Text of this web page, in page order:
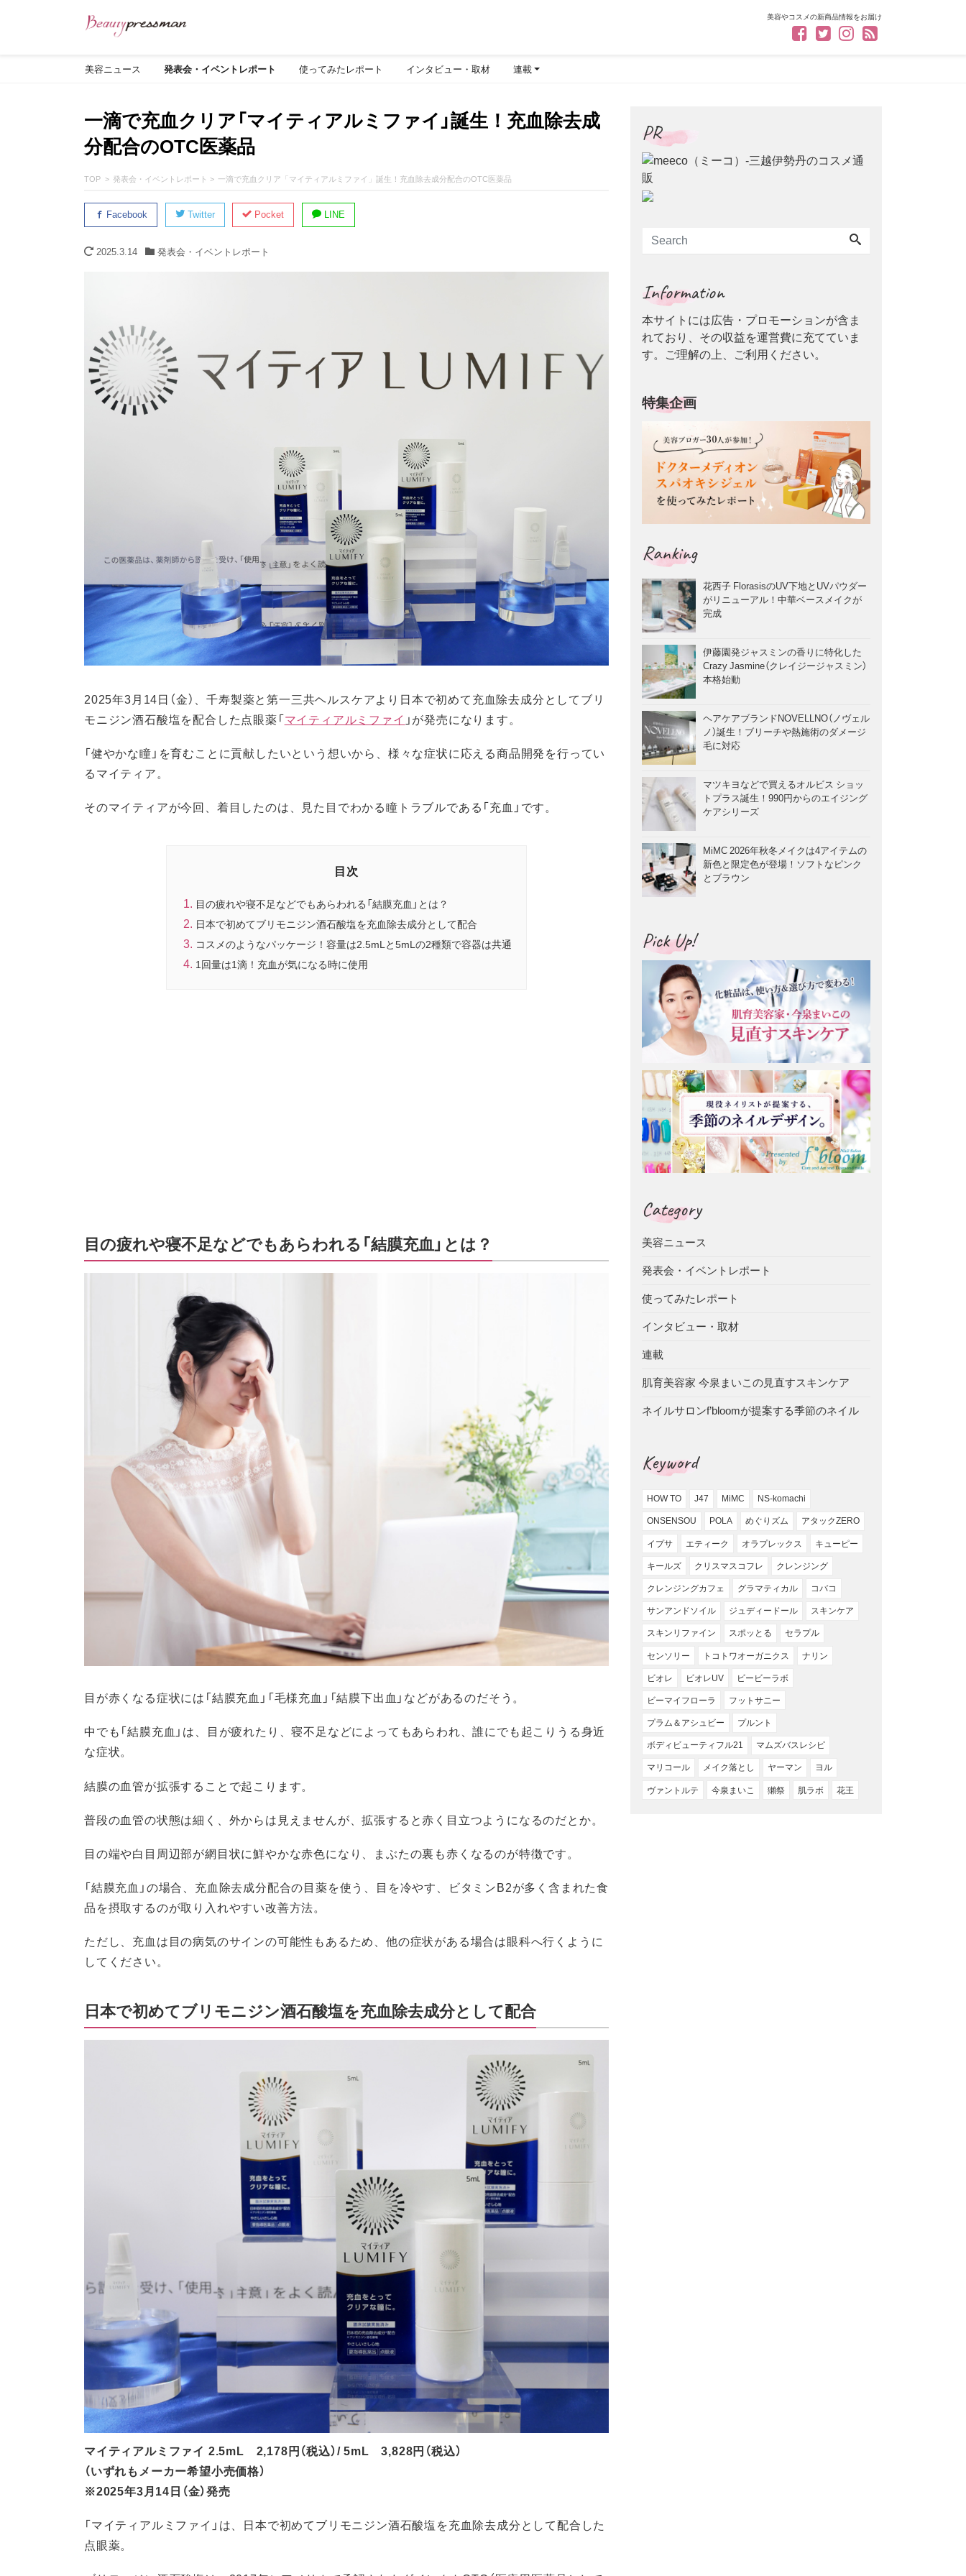
美容やコスメの新商品情報をお届け
美容ニュース 発表会・イベントレポート 使ってみたレポート インタビュー・取材 連載
一滴で充血クリア「マイティアルミファイ」誕生！充血除去成
分配合のOTC医薬品
TOP 発表会・イベントレポート 一滴で充血クリア「マイティアルミファイ」誕生！充血除去成分配合のOTC医薬品
Facebook Twitter Pocket LINE
2025.3.14 発表会・イベントレポート
2025年3月14日（金）、千寿製薬と第一三共ヘルスケアより日本で初めて充血除去成分としてブリ
モニジン酒石酸塩を配合した点眼薬「マイティアルミファイ 」が発売になります。
「健やかな瞳」を育むことに貢献したいという想いから、様々な症状に応える商品開発を行ってい
るマイティア。
そのマイティアが今回、着目したのは、見た目でわかる瞳トラブルである「充血」です。
目次
目の疲れや寝不足などでもあらわれる「結膜充血」とは？
日本で初めてブリモニジン酒石酸塩を充血除去成分として配合
コスメのようなパッケージ！容量は2.5mLと5mLの2種類で容器は共通
1回量は1滴！充血が気になる時に使用
目の疲れや寝不足などでもあらわれる「結膜充血」とは？
目が赤くなる症状には「結膜充血」「毛様充血」「結膜下出血」などがあるのだそう。
中でも「結膜充血」は、目が疲れたり、寝不足などによってもあらわれ、誰にでも起こりうる身近
な症状。
結膜の血管が拡張することで起こります。
普段の血管の状態は細く、外からは見えませんが、拡張すると赤く目立つようになるのだとか。
目の端や白目周辺部が網目状に鮮やかな赤色になり、まぶたの裏も赤くなるのが特徴です。
「結膜充血」の場合、充血除去成分配合の目薬を使う、目を冷やす、ビタミンB2が多く含まれた食
品を摂取するのが取り入れやすい改善方法。
ただし、充血は目の病気のサインの可能性もあるため、他の症状がある場合は眼科へ行くように
してください。
日本で初めてブリモニジン酒石酸塩を充血除去成分として配合
マイティアルミファイ 2.5mL 2,178円（税込）/ 5mL 3,828円（税込）
（いずれもメーカー希望小売価格）
※2025年3月14日（金）発売
「マイティアルミファイ」は、日本で初めてブリモニジン酒石酸塩を充血除去成分として配合した
点眼薬。
PR
Information
本サイトには広告・プロモーションが含ま
れており、その収益を運営費に充てていま
す。ご理解の上、ご利用ください。
特集企画
Ranking
花西子 FlorasisのUV下地とUVパウダー
がリニューアル！中華ベースメイクが
完成
伊藤園発ジャスミンの香りに特化した
Crazy Jasmine（クレイジージャスミン）
本格始動
ヘアケアブランドNOVELLNO（ノヴェル
ノ）誕生！ブリーチや熱施術のダメージ
毛に対応
マツキヨなどで買えるオルビス ショッ
トプラス誕生！990円からのエイジング
ケアシリーズ
MiMC 2026年秋冬メイクは4アイテムの
新色と限定色が登場！ソフトなピンク
とブラウン
Pick Up!
Category
美容ニュース
発表会・イベントレポート
使ってみたレポート
インタビュー・取材
連載
肌育美容家 今泉まいこの見直すスキンケア
ネイルサロンf’bloomが提案する季節のネイル
Keyword
HOW TO J47 MiMC NS-komachi
ONSENSOU POLA めぐりズム アタックZERO
イプサ エティーク オラプレックス キューピー
キールズ クリスマスコフレ クレンジング
クレンジングカフェ グラマティカル コバコ
サンアンドソイル ジュディードール スキンケア
スキンリファイン スポッとる セラプル
センソリー トコトワオーガニクス ナリン
ビオレ ビオレUV ビービーラボ
ビーマイフローラ フットサニー
プラム＆アシュビー プルント
ボディビューティフル21 マムズバスレシピ
マリコール メイク落とし ヤーマン ヨル
ヴァントルテ 今泉まいこ 獺祭 肌ラボ 花王